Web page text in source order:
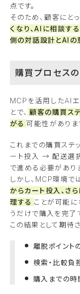
点です。
そのため、顧客にと
くなり、AIに相談す
側の対話設計とAI
購買プロセス
MCPを活用したAI
とで、 顧客の購買ス
がる 可能性がありま
これまでの購買ス
ート投入 → 配送選
で進める必要があり
しかし、MCP環境で
からカート投入、さ
理する ことが可能に
うだけで購入を完了
この結果として期待
離脱ポイント
検索・比較負
購入までの